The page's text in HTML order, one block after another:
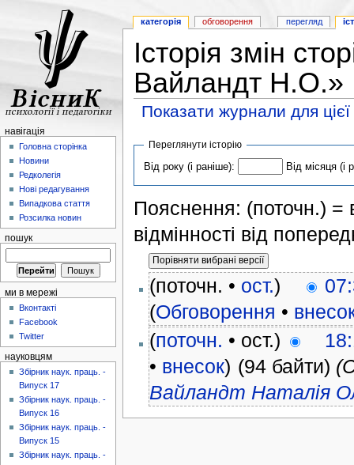
Історія змін
Вайландт Н.О.»
Показати журнали для цієї
Переглянути історію
Від року (і раніше): Від місяця (і
Пояснення: (поточн.) =
відмінності від
(поточн. • ост.)
(Обговорення •
(поточн. • ост.)
• внесок) (94 байти)
Вайландт Наталія
категорія обговорення перегляд
навігація
Головна сторінка
Новини
Редколегія
Нові редагування
Випадкова стаття
Розсилка новин
пошук
ми в мережі
Вконтакті
Facebook
Twitter
науковцям
Збірник наук. праць. -
Випуск 17
Збірник наук. праць. -
Випуск 16
Збірник наук. праць. -
Випуск 15
Збірник наук. праць. -